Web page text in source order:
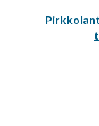
Seuraava